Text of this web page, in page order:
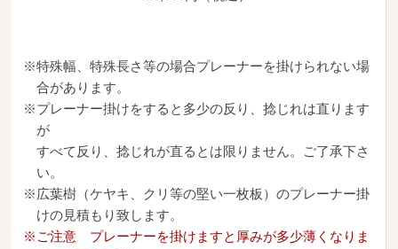
※特殊幅、特殊長さ等の場合プレーナーを掛けられない場
合があります。
※プレーナー掛けをすると多少の反り、捻じれは直ります
が
すべて反り、捻じれが直るとは限りません。ご了承下さ
い。
※広葉樹（ケヤキ、クリ等の堅い一枚板）のプレーナー掛
けの見積もり致します。
※ご注意 プレーナーを掛けますと厚みが多少薄くなりま